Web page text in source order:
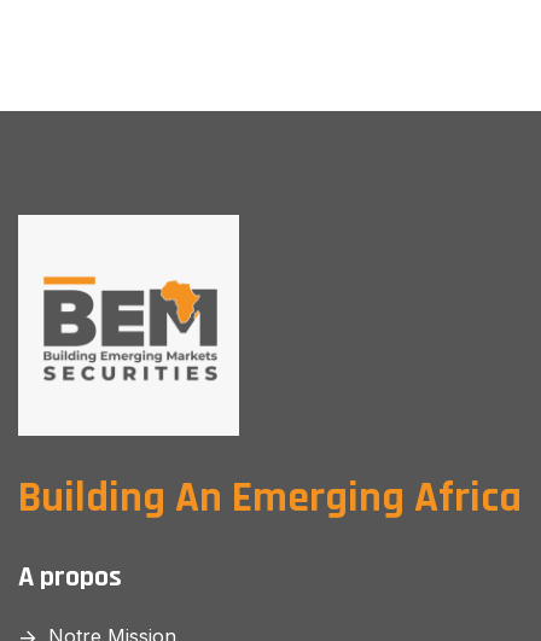
Building An Emerging Africa
A propos